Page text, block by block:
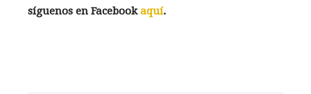
síguenos en Facebookaquí.